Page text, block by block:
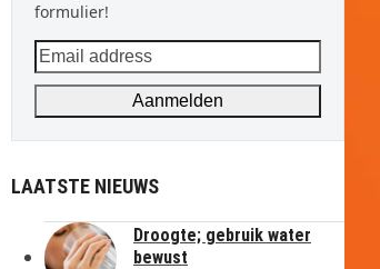
formulier!
Email
address
Aanmelden
LAATSTE NIEUWS
Droogte; gebruik water
bewust